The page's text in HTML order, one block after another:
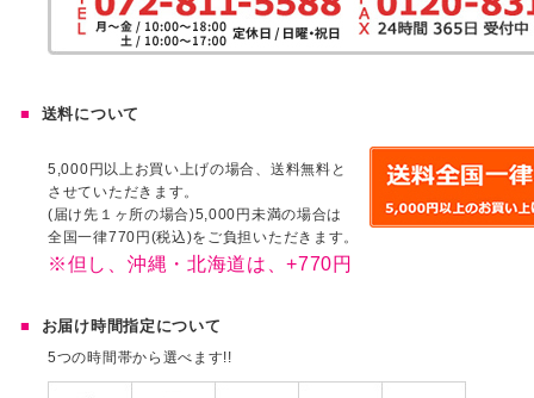
送料について
5,000円以上お買い上げの場合、送料無料と
させていただきます。
(届け先１ヶ所の場合)5,000円未満の場合は
全国一律770円(税込)をご負担いただきます。
※但し、沖縄・北海道は、+770円
お届け時間指定について
5つの時間帯から選べます!!